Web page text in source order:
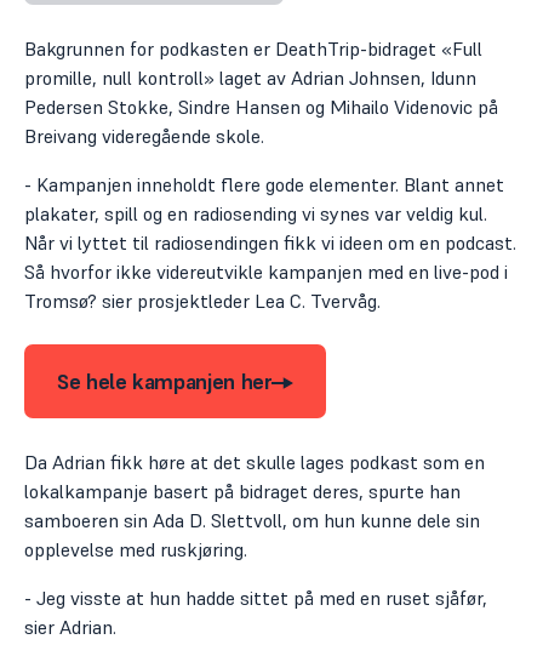
Bakgrunnen for podkasten er DeathTrip-bidraget «Full
promille, null kontroll» laget av Adrian Johnsen, Idunn
Pedersen Stokke, Sindre Hansen og Mihailo Videnovic på
Breivang videregående skole.
- Kampanjen inneholdt flere gode elementer. Blant annet
plakater, spill og en radiosending vi synes var veldig kul.
Når vi lyttet til radiosendingen fikk vi ideen om en podcast.
Så hvorfor ikke videreutvikle kampanjen med en live-pod i
Tromsø? sier prosjektleder Lea C. Tvervåg.
Se hele kampanjen her
Da Adrian fikk høre at det skulle lages podkast som en
lokalkampanje basert på bidraget deres, spurte han
samboeren sin Ada D. Slettvoll, om hun kunne dele sin
opplevelse med ruskjøring.
- Jeg visste at hun hadde sittet på med en ruset sjåfør,
sier Adrian.